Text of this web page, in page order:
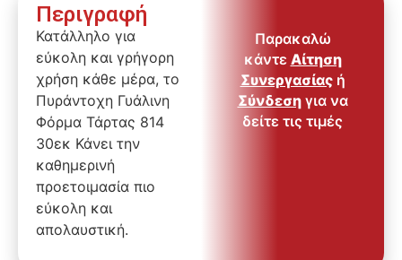
Περιγραφή
Κατάλληλο για
εύκολη και γρήγορη
χρήση κάθε μέρα, το
Πυράντοχη Γυάλινη
Φόρμα Τάρτας 814
30εκ Κάνει την
καθημερινή
προετοιμασία πιο
εύκολη και
απολαυστική.
Παρακαλώ
κάντε Αίτηση
Συνεργασίαςή
Σύνδεσηγια να
δείτε τις τιμές